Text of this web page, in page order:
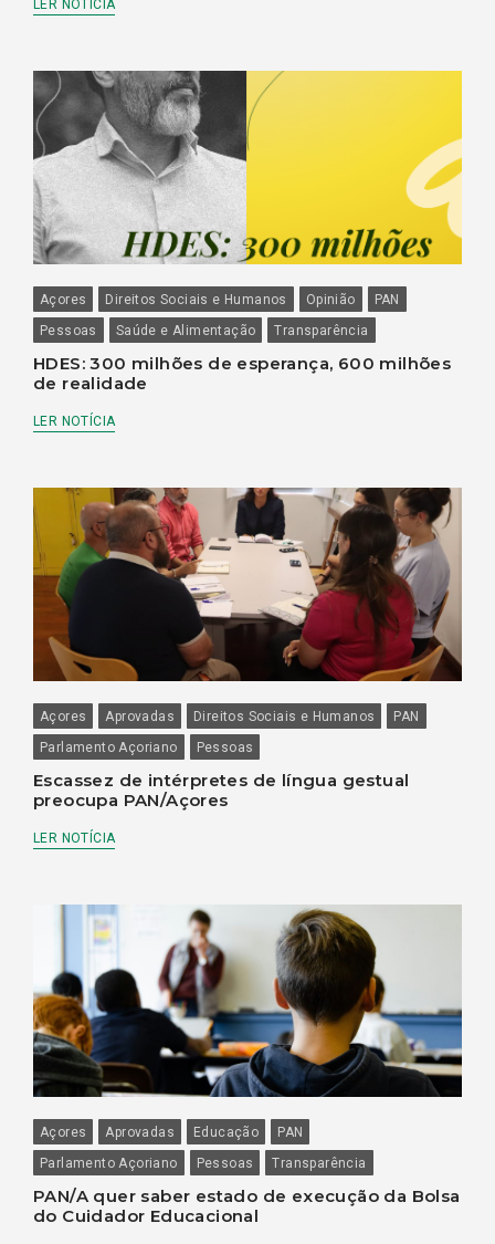
LER NOTÍCIA
Açores Direitos Sociais e Humanos Opinião
PAN
Pessoas
Saúde e Alimentação Transparência
HDES: 300 milhões de esperança, 600 milhões
de realidade
LER NOTÍCIA
Açores Aprovadas Direitos Sociais e Humanos
PAN
Parlamento Açoriano
Pessoas
Escassez de intérpretes de língua gestual
preocupa PAN/Açores
LER NOTÍCIA
Açores Aprovadas Educação
PAN
Parlamento Açoriano
Pessoas Transparência
PAN/A quer saber estado de execução da Bolsa
do Cuidador Educacional